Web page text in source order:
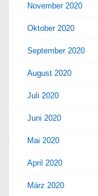
November 2020
Oktober 2020
September 2020
August 2020
Juli 2020
Juni 2020
Mai 2020
April 2020
März 2020